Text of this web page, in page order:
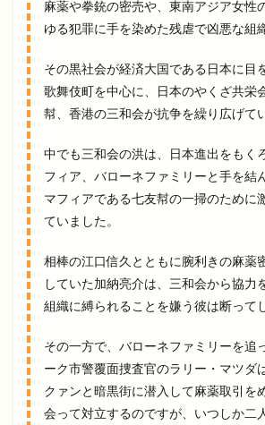
麻薬や拳銃の密売や、東南アジア女性
ゆる犯罪に手を染めた残虐で凶悪な組
その黒社会が経済大国である日本に目
歌舞伎町を中心に、日本のやくざ共栄
幇、香港の三和会が抗争を繰り広げて
中でも三和会の洪は、日本進出をもく
フィア、バローネファミリーと手を結
マフィアである七友幇の一掃のために
ていました。
相棒の江口信久とともに腕利きの麻薬
していた加納亮介は、三和会から協力
組織に縛られることを嫌う彼は断って
その一方で、バローネファミリーを追
ーク市警覆面捜査官のラリー・マツダ
クァンと暗黒街に潜入して麻薬取引を
会って対立するのですが、いつしか二